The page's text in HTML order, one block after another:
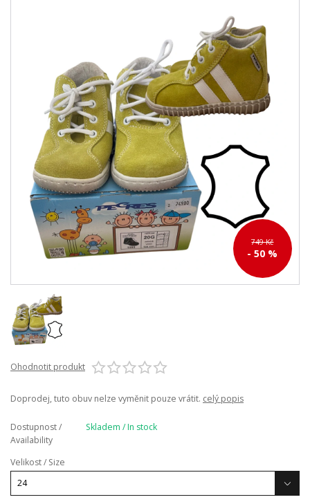
749 Kč
- 50 %
Ohodnotit produkt
Doprodej, tuto obuv nelze vyměnit pouze vrátit. celý popis
Dostupnost /
Availability
Skladem / In stock
Velikost / Size